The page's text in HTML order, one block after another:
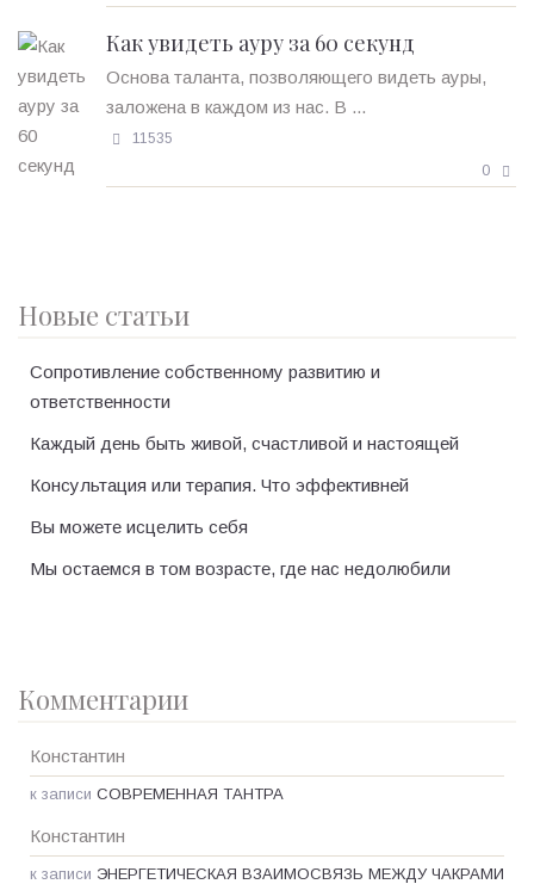
Как увидеть ауру за 60 секунд
Основа таланта, позволяющего видеть ауры,
заложена в каждом из нас. В ...
11535
0
Новые статьи
Сопротивление собственному развитию и
ответственности
Каждый день быть живой, счастливой и настоящей
Консультация или терапия. Что эффективней
Вы можете исцелить себя
Мы остаемся в том возрасте, где нас недолюбили
Комментарии
Константин
к записи СОВРЕМЕННАЯ ТАНТРА
Константин
к записи ЭНЕРГЕТИЧЕСКАЯ ВЗАИМОСВЯЗЬ МЕЖДУ ЧАКРАМИ